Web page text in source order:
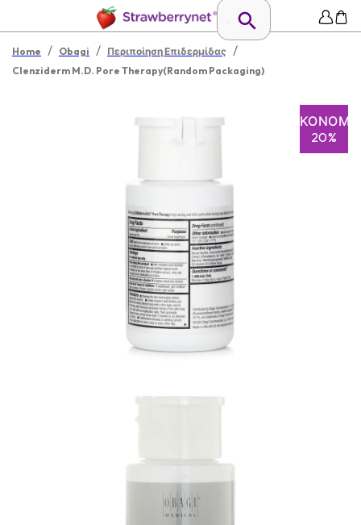
Home / Obagi / Περιποίηση Επιδερμίδας /
Clenziderm M.D. Pore Therapy(Random Packaging)
20%